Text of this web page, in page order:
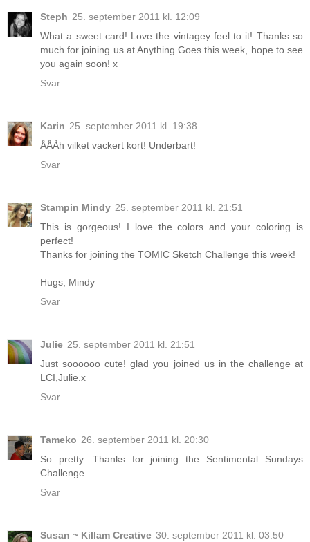
Steph 25. september 2011 kl. 12:09
What a sweet card! Love the vintagey feel to it! Thanks so
much for joining us at Anything Goes this week, hope to see
you again soon! x
Svar
Karin 25. september 2011 kl. 19:38
ÅÅÅh vilket vackert kort! Underbart!
Svar
Stampin Mindy 25. september 2011 kl. 21:51
This is gorgeous! I love the colors and your coloring is
perfect!
Thanks for joining the TOMIC Sketch Challenge this week!
Hugs, Mindy
Svar
Julie 25. september 2011 kl. 21:51
Just soooooo cute! glad you joined us in the challenge at
LCI,Julie.x
Svar
Tameko 26. september 2011 kl. 20:30
So pretty. Thanks for joining the Sentimental Sundays
Challenge.
Svar
Susan ~ Killam Creative 30. september 2011 kl. 03:50